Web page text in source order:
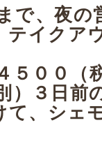
で、夜の
イクア
００（
）３日前
、シェ